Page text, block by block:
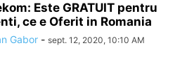
Este GRATUIT pentru
ce e Oferit in Romania
Gabor - sept. 12, 2020, 10:10 AM